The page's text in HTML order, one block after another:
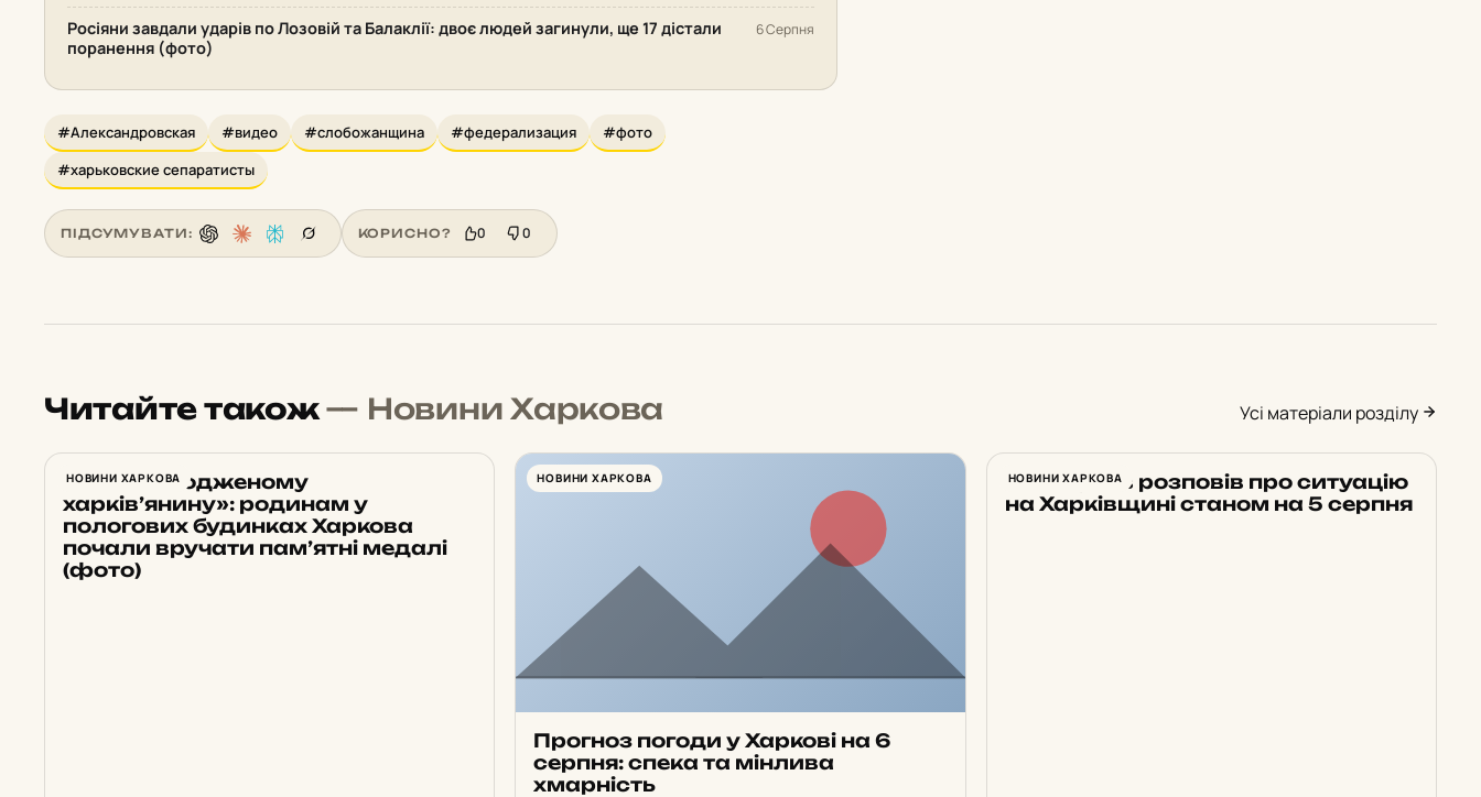
Росіяни завдали ударів по Лозовій та Балаклії: двоє людей загинули, ще 17 дістали
поранення (фото)
6 Серпня
#Александровская #видео #слобожанщина #федерализация
#фото
#харьковские сепаратисты
ПІДСУМУВАТИ: КОРИСНО? 0 0
Читайте також— Новини Харкова Усі матеріали розділу
НОВИНИ ХАРКОВА
«Новонародженому
харків’янину»: родинам у
пологових будинках Харкова
почали вручати пам’ятні медалі
(фото)
НОВИНИ ХАРКОВА
Прогноз погоди у Харкові на 6
серпня: спека та мінлива
хмарність
НОВИНИ ХАРКОВА
Синєгубов розповів про ситуацію
на Харківщині станом на 5 серпня